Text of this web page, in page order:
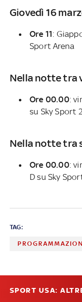
Giovedì 16
Ore 11:
Sport Arena
Nella notte tra
Ore 00.00:
su Sky Sport
Nella notte tra
Ore 00.00:
D su Sky
TAG:
SPORT USA: